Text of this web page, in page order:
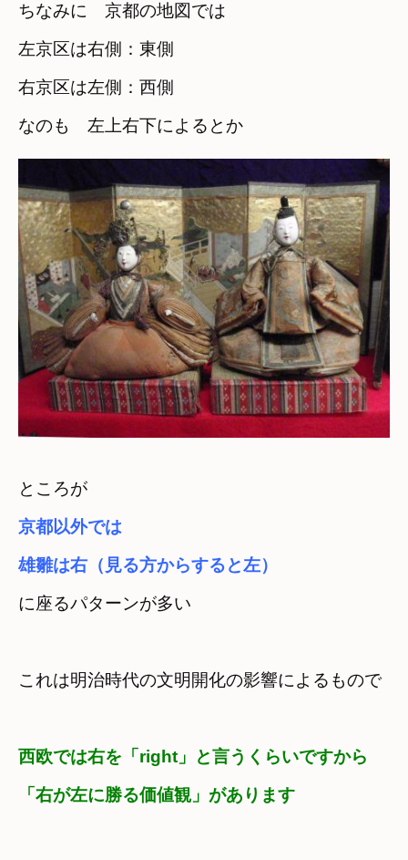
ちなみに　京都の地図では
左京区は右側：東側
右京区は左側：西側
なのも　左上右下によるとか
京都以外では
雄雛は右（見る方からすると左）
に座るパターンが多い
西欧では右を「right」と言うくらいですから
「右が左に勝る価値観」があります